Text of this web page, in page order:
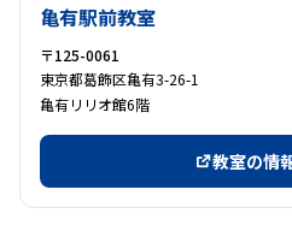
亀有駅前教室
〒125-0061
東京都葛飾区亀有3-26-1
亀有リリオ館6階
教室の情